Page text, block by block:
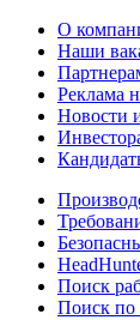
О
Наши
Реклама
Новости
Поиск
Поиск по